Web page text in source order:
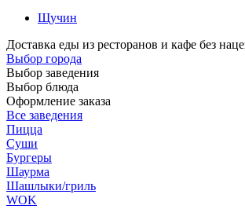
Щучин
Доставка еды из ресторанов и кафе без
Выбор города
Выбор заведения
Выбор блюда
Оформление заказа
Все заведения
Пицца
Суши
Бургеры
Шаурма
Шашлыки/гриль
WOK